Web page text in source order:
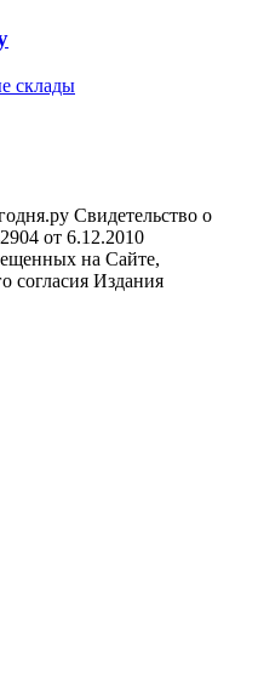
склады
Свидетельство о
от 6.12.2010
на Сайте,
согласия Издания